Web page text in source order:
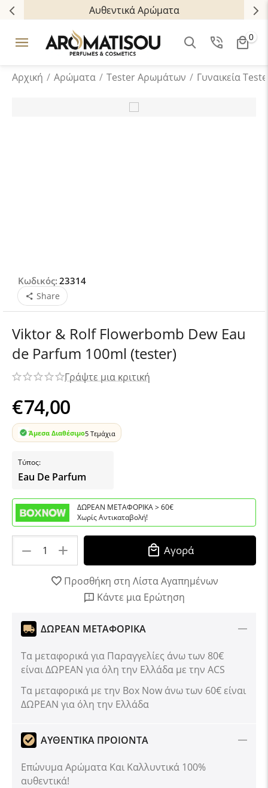
Αυθεντικά Αρώματα
0
Αρχική / Αρώματα / Tester Aρωμάτων / Γυναικεία
Κωδικός: 23314
Share
Viktor & Rolf Flowerbomb Dew Eau
de Parfum 100ml (tester)
Γράψτε μια κριτική
€74,00
Άμεσα Διαθέσιμο5 Τεμάχια
Τύπος:
Eau De Parfum
ΔΩΡΕΑΝ ΜΕΤΑΦΟΡΙΚΑ > 60€
Χωρίς Αντικαταβολή!
+
− Αγορά
Προσθήκη στη Λίστα Αγαπημένων
Κάντε μια Ερώτηση
ΔΩΡΕΑΝ ΜΕΤΑΦΟΡΙΚΑ
Τα μεταφορικά για Παραγγελίες άνω των 80€
είναι ΔΩΡΕΑΝ για όλη την Ελλάδα με την ACS
Tα μεταφορικά με την Box Now άνω των 60€ είναι
ΔΩΡΕΑΝ για όλη την Ελλάδα
ΑΥΘΕΝΤΙΚΑ ΠΡΟΙΟΝΤΑ
Επώνυμα Αρώματα Και Καλλυντικά 100%
αυθεντικά!